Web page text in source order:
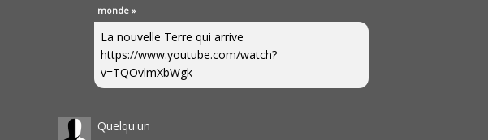
monde »
La nouvelle Terre qui arrive
https://www.youtube.com/watch?
v=TQOvlmXbWgk
Quelqu'un